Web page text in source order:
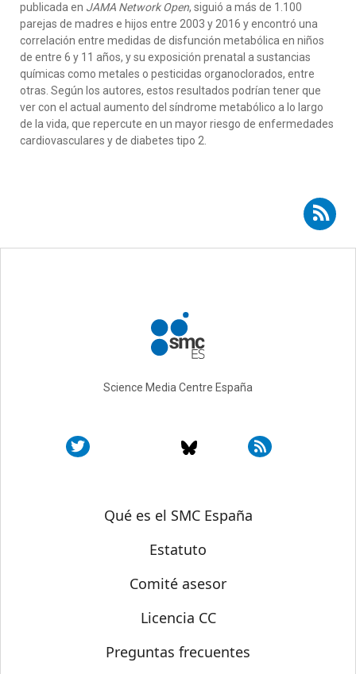
publicada en JAMA Network Open, siguió a más de 1.100
parejas de madres e hijos entre 2003 y 2016 y encontró una
correlación entre medidas de disfunción metabólica en niños
de entre 6 y 11 años, y su exposición prenatal a sustancias
químicas como metales o pesticidas organoclorados, entre
otras. Según los autores, estos resultados podrían tener que
ver con el actual aumento del síndrome metabólico a lo largo
de la vida, que repercute en un mayor riesgo de enfermedades
cardiovasculares y de diabetes tipo 2.
Suscribirse a RSS - Vicente Mustieles
Science Media Centre España
Sobre SMC España
Qué es el SMC España
Estatuto
Comité asesor
Licencia CC
Preguntas frecuentes